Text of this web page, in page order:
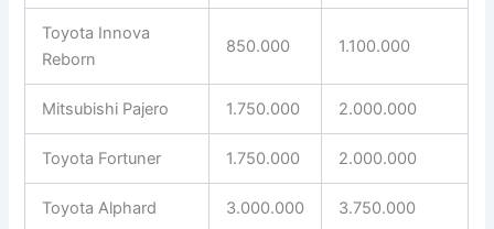
Toyota Innova
Reborn
850.000 1.100.000
Mitsubishi Pajero 1.750.000 2.000.000
Toyota Fortuner 1.750.000 2.000.000
Toyota Alphard 3.000.000 3.750.000